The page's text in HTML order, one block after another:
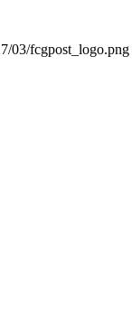
03/fcgpost_logo.png